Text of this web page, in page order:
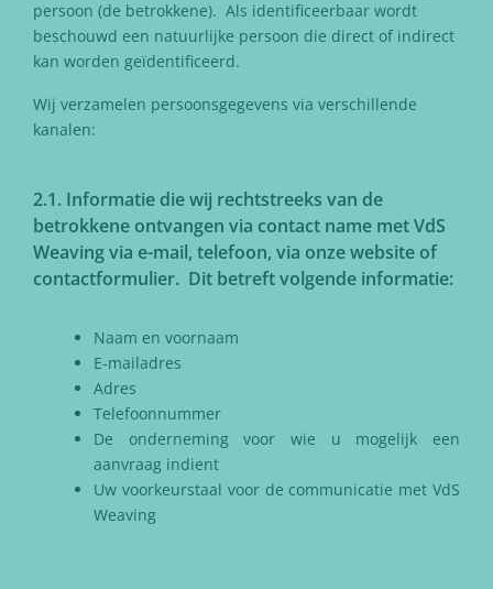
persoon (de betrokkene). Als identificeerbaar wordt
beschouwd een natuurlijke persoon die direct of indirect
kan worden geïdentificeerd.
Wij verzamelen persoonsgegevens via verschillende
kanalen:
2.1. Informatie die wij rechtstreeks van de
betrokkene ontvangen via contact name met VdS
Weaving via e-mail, telefoon, via onze website of
contactformulier. Dit betreft volgende informatie:
Naam en voornaam
E-mailadres
Adres
Telefoonnummer
De onderneming voor wie u mogelijk een
aanvraag indient
Uw voorkeurstaal voor de communicatie met VdS
Weaving